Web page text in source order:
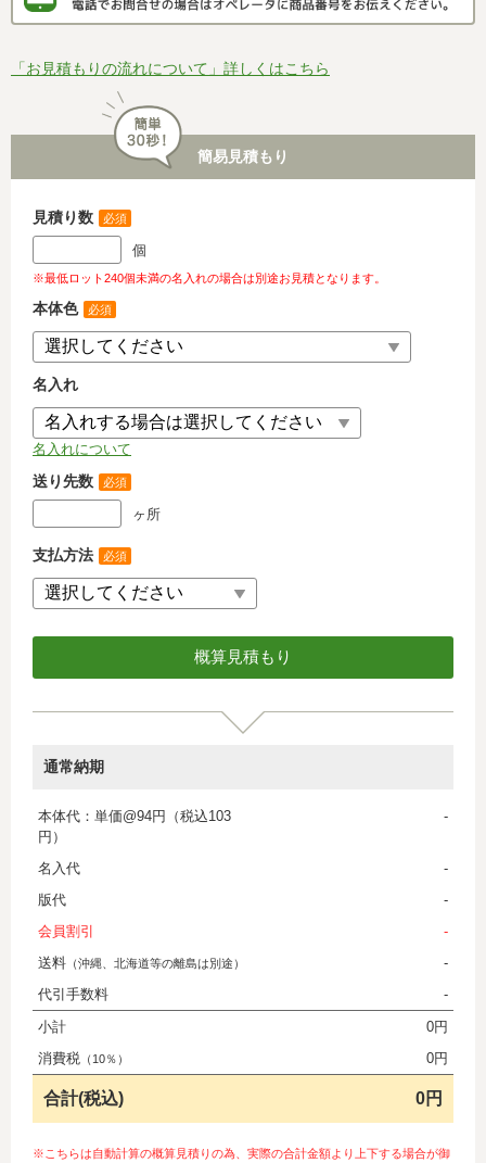
「お見積もりの流れについて」詳しくはこちら
簡易見積もり
見積り数 必須
個
※最低ロット240個未満の名入れの場合は別途お見積となります。
本体色 必須
名入れ
名入れについて
送り先数 必須
ヶ所
支払方法 必須
通常納期
本体代：単価@94円（税込103
円）
-
名入代
-
版代
-
会員割引
-
送料 （沖縄、北海道等の離島は別途）
-
代引手数料
-
小計
0円
消費税 （10％） 0円
合計(税込) 0円
※こちらは自動計算の概算見積りの為、実際の合計金額より上下する場合が御